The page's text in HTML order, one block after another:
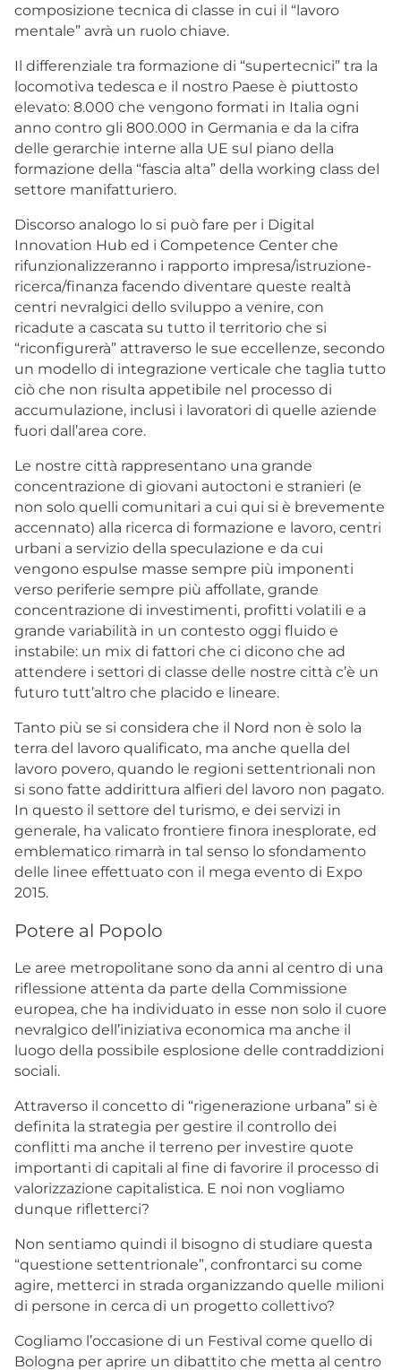
composizione tecnica di classe in cui il “lavoro
mentale” avrà un ruolo chiave.
Il differenziale tra formazione di “supertecnici” tra la
locomotiva tedesca e il nostro Paese è piuttosto
elevato: 8.000 che vengono formati in Italia ogni
anno contro gli 800.000 in Germania e da la cifra
delle gerarchie interne alla UE sul piano della
formazione della “fascia alta” della working class del
settore manifatturiero.
Discorso analogo lo si può fare per i Digital
Innovation Hub ed i Competence Center che
rifunzionalizzeranno i rapporto impresa/istruzione-
ricerca/finanza facendo diventare queste realtà
centri nevralgici dello sviluppo a venire, con
ricadute a cascata su tutto il territorio che si
“riconfigurerà” attraverso le sue eccellenze, secondo
un modello di integrazione verticale che taglia tutto
ciò che non risulta appetibile nel processo di
accumulazione, inclusi i lavoratori di quelle aziende
fuori dall’area core.
Le nostre città rappresentano una grande
concentrazione di giovani autoctoni e stranieri (e
non solo quelli comunitari a cui qui si è brevemente
accennato) alla ricerca di formazione e lavoro, centri
urbani a servizio della speculazione e da cui
vengono espulse masse sempre più imponenti
verso periferie sempre più affollate, grande
concentrazione di investimenti, profitti volatili e a
grande variabilità in un contesto oggi fluido e
instabile: un mix di fattori che ci dicono che ad
attendere i settori di classe delle nostre città c’è un
futuro tutt’altro che placido e lineare.
Tanto più se si considera che il Nord non è solo la
terra del lavoro qualificato, ma anche quella del
lavoro povero, quando le regioni settentrionali non
si sono fatte addirittura alfieri del lavoro non pagato.
In questo il settore del turismo, e dei servizi in
generale, ha valicato frontiere finora inesplorate, ed
emblematico rimarrà in tal senso lo sfondamento
delle linee effettuato con il mega evento di Expo
2015.
Potere al Popolo
Le aree metropolitane sono da anni al centro di una
riflessione attenta da parte della Commissione
europea, che ha individuato in esse non solo il cuore
nevralgico dell’iniziativa economica ma anche il
luogo della possibile esplosione delle contraddizioni
sociali.
Attraverso il concetto di “rigenerazione urbana” si è
definita la strategia per gestire il controllo dei
conflitti ma anche il terreno per investire quote
importanti di capitali al fine di favorire il processo di
valorizzazione capitalistica. E noi non vogliamo
dunque rifletterci?
Non sentiamo quindi il bisogno di studiare questa
“questione settentrionale”, confrontarci su come
agire, metterci in strada organizzando quelle milioni
di persone in cerca di un progetto collettivo?
Cogliamo l’occasione di un Festival come quello di
Bologna per aprire un dibattito che metta al centro